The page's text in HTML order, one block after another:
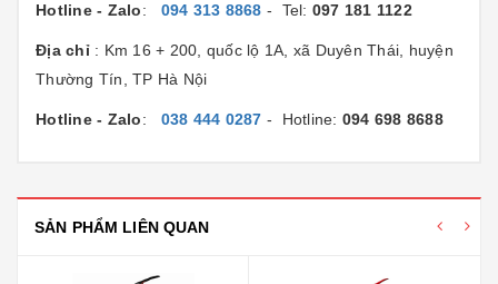
Hotline - Zalo: 094 313 8868 - Tel: 097 181 1122
Địa chỉ : Km 16 + 200, quốc lộ 1A, xã Duyên Thái, huyện
Thường Tín, TP Hà Nội
Hotline - Zalo: 038 444 0287 - Hotline: 094 698 8688
SẢN PHẨM LIÊN QUAN